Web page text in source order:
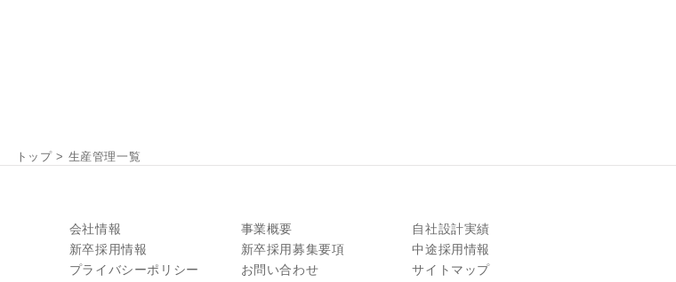
トップ > 生産管理一覧
会社情報 事業概要
自社設計実績
新卒採用情報 新卒採用募集要項
中途採用情報
プライバシーポリシー お問い合わせ サイトマップ